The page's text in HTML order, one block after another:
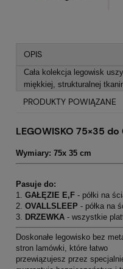
OPIS
Cała kolekcja legowisk
miękkiej, strukturalnej
PRODUKTY POWIĄZANE
LEGOWISKO 75×35 do
Wymiary: 75x 35 cm
Pasuje do:
1. GAŁĘZIE E,F - półki na
2. OVALLSLEEP - półka na
3. DRZEWKA - wszystkie
Doskonałe legowisko bez
stron lamówki, które łatwo
przewiązujesz przez